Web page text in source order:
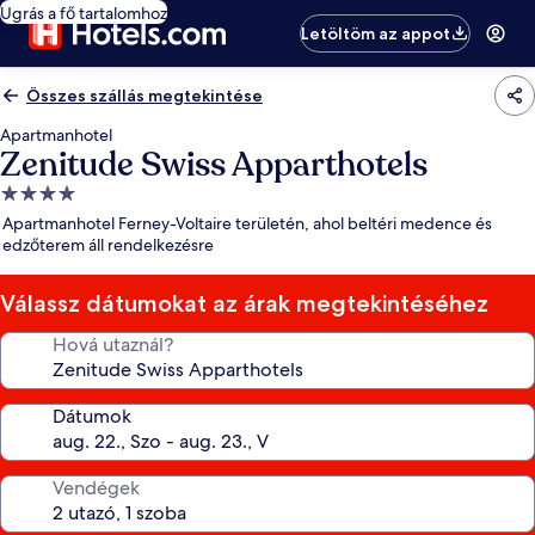
Ugrás a fő tartalomhoz
Letöltöm az appot
Összes szállás megtekintése
Apartmanhotel
Zenitude Swiss Apparthotels
4.0
csillagos
szálláshely
Apartmanhotel Ferney-Voltaire területén, ahol beltéri medence és
edzőterem áll rendelkezésre
Válassz dátumokat az árak megtekintéséhez
Hová utaznál?
Dátumok
Vendégek